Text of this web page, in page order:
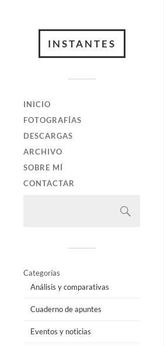
INSTANTES
INICIO
FOTOGRAFÍAS
DESCARGAS
ARCHIVO
SOBRE MÍ
CONTACTAR
Categorías
Análisis y comparativas
Cuaderno de apuntes
Eventos y noticias